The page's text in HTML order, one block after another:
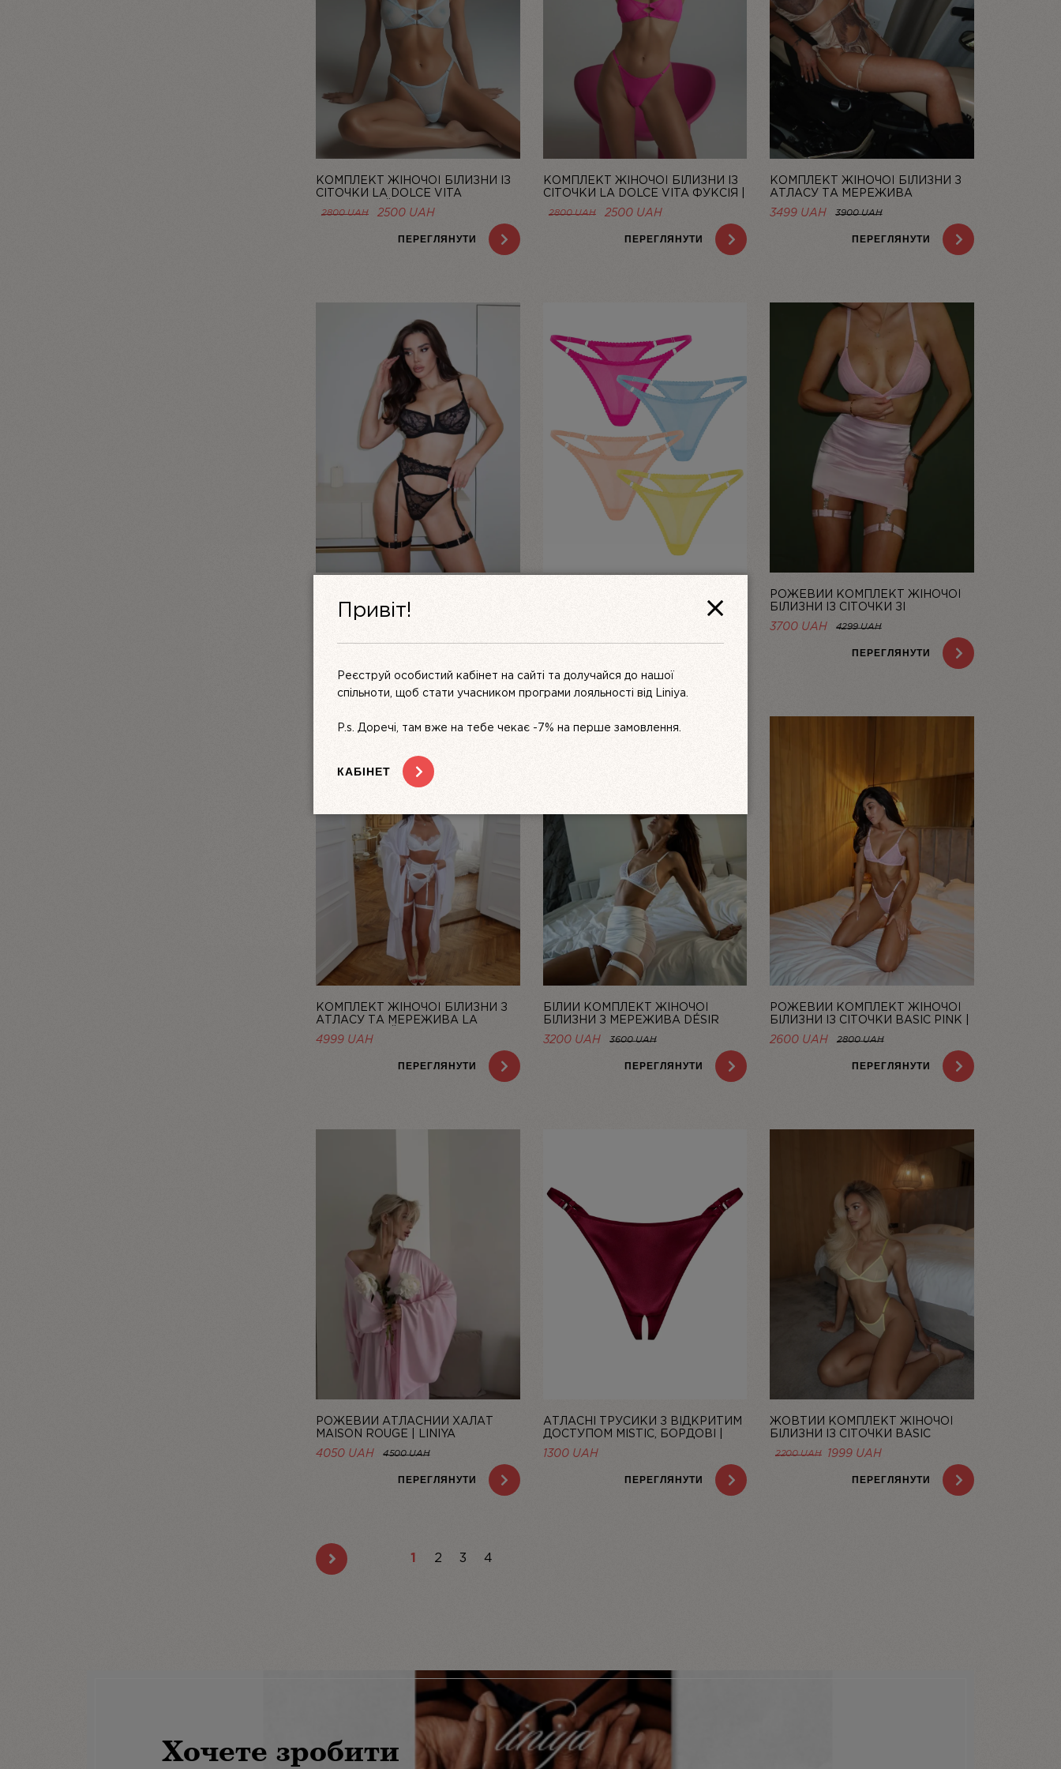
КОМПЛЕКТ ЖІНОЧОЇ БІЛИЗНИ ІЗ
СІТОЧКИ LA DOLCE VITA
БЛАКИТНИЙ | LINIYA
2800UAH
ОРИГІНАЛЬНА
2800 UAH.
2500 UAH
2500 UAH.
ПЕРЕГЛЯНУТИ
КОМПЛЕКТ ЖІНОЧОЇ БІЛИЗНИ ІЗ
СІТОЧКИ LA DOLCE VITA ФУКСІЯ |
2800UAH
ОРИГІНАЛЬНА
2800 UAH.
2500 UAHПОТОЧНА
2500 UAH.
ПЕРЕГЛЯНУТИ
КОМПЛЕКТ ЖІНОЧОЇ БІЛИЗНИ З
АТЛАСУ ТА МЕРЕЖИВА
CHAMPAGNE | LINIYA
3499 UAH 3900 UAH
ПЕРЕГЛЯНУТИ
МЕРЕЖИВА ЧОРНИЙ MUSE |
LINIYA
(НАБІР 4 ШТ.) — СІТКА “LA DOLCE
РОЖЕВИЙ КОМПЛЕКТ ЖІНОЧОЇ
БІЛИЗНИ ІЗ СІТОЧКИ ЗІ
СПІДНИЦЕЮ BASIC PINK | LINIYA
3700 UAH 4299 UAH
ПЕРЕГЛЯНУТИ
КОМПЛЕКТ ЖІНОЧОЇ БІЛИЗНИ З
АТЛАСУ ТА МЕРЕЖИВА LA
PERLE, БІЛИЙ | LINIYA
4999 UAH
ПЕРЕГЛЯНУТИ
БІЛИЙ КОМПЛЕКТ ЖІНОЧОЇ
БІЛИЗНИ З МЕРЕЖИВА DÉSIR
FATAL | LINIYA
3200 UAH 3600 UAH
ПЕРЕГЛЯНУТИ
РОЖЕВИЙ КОМПЛЕКТ ЖІНОЧОЇ
БІЛИЗНИ ІЗ СІТОЧКИ BASIC PINK |
LINIYA
2600 UAH 2800 UAH
ПЕРЕГЛЯНУТИ
РОЖЕВИЙ АТЛАСНИЙ ХАЛАТ
MAISON ROUGE | LINIYA
4050 UAH 4500 UAH
ПЕРЕГЛЯНУТИ
АТЛАСНІ ТРУСИКИ З ВІДКРИТИМ
ДОСТУПОМ MISTIC, БОРДОВІ |
LINIYA
1300 UAH
ПЕРЕГЛЯНУТИ
ЖОВТИЙ КОМПЛЕКТ ЖІНОЧОЇ
БІЛИЗНИ ІЗ СІТОЧКИ BASIC
LEMON | LINIYA
2200UAH 1999 UAH
ПЕРЕГЛЯНУТИ
1 2 3 4
Хочете зробити
Привіт!
Реєструй особистий кабінет на сайті та долучайся до нашої
спільноти, щоб стати учасником програми лояльності від Liniya.
P.s. Доречі, там вже на тебе чекає -7% на перше замовлення.
КАБІНЕТ